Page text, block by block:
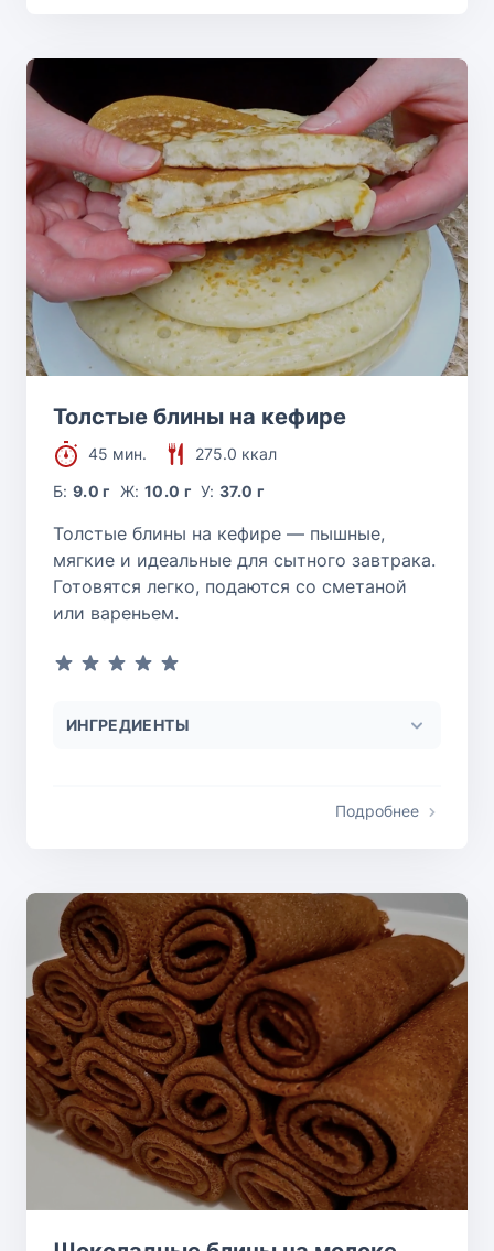
Толстые блины на кефире
45 мин.
275.0 ккал
Б:9.0 г Ж: 10.0 г У:37.0 г
Толстые блины на кефире — пышные,
мягкие и идеальные для сытного завтрака.
Готовятся легко, подаются со сметаной
или вареньем.
ИНГРЕДИЕНТЫ
Подробнее